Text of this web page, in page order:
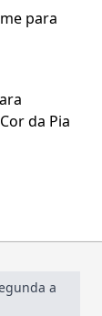
para
da Pia
a